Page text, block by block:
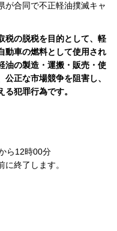
が合同で不正軽油撲滅キャ
税の脱税を目的として、軽
動車の燃料として使用され
油の製造・運搬・販売・使
正な市場競争を阻害し、
犯罪行為です。
ら12時00分
終了します。